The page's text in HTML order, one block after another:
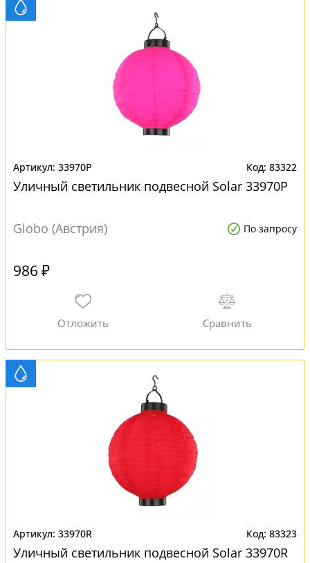
33970P 83322
Уличный светильник подвесной Solar 33970P
Globo (Австрия) По запросу
986 ₽
33970R 83323
Уличный светильник подвесной Solar 33970R